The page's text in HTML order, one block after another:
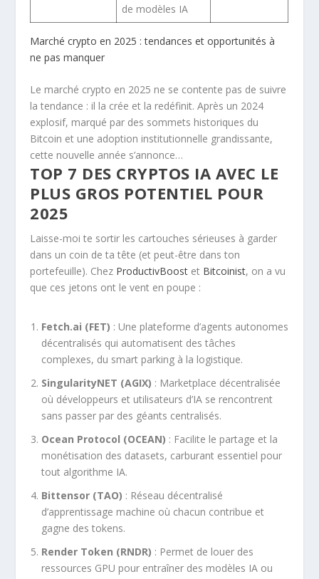
de modèles IA
Marché crypto en 2025 : tendances et opportunités à
ne pas manquer
Le marché crypto en 2025 ne se contente pas de suivre
la tendance : il la crée et la redéfinit. Après un 2024
explosif, marqué par des sommets historiques du
Bitcoin et une adoption institutionnelle grandissante,
cette nouvelle année s’annonce…
TOP 7 DES CRYPTOS IA AVEC LE
PLUS GROS POTENTIEL POUR
2025
Laisse-moi te sortir les cartouches sérieuses à garder
dans un coin de ta tête (et peut-être dans ton
portefeuille). Chez ProductivBoost et Bitcoinist, on a vu
que ces jetons ont le vent en poupe :
Fetch.ai (FET) : Une plateforme d’agents autonomes
décentralisés qui automatisent des tâches
complexes, du smart parking à la logistique.
SingularityNET (AGIX) : Marketplace décentralisée
où développeurs et utilisateurs d’IA se rencontrent
sans passer par des géants centralisés.
Ocean Protocol (OCEAN) : Facilite le partage et la
monétisation des datasets, carburant essentiel pour
tout algorithme IA.
Bittensor (TAO) : Réseau décentralisé
d’apprentissage machine où chacun contribue et
gagne des tokens.
Render Token (RNDR) : Permet de louer des
ressources GPU pour entraîner des modèles IA ou